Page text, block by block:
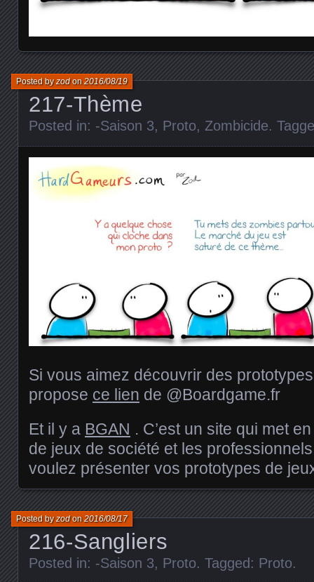
217-Thème
Posted byzodon2016/08/19
Posted in: -Saison 3, Proto, Zombicide.
Si vous aimez découvrir des
propose ce lien de @Boardgame.fr
Et il y a BGAN . C’est un site qui met
de jeux de société et les
voulez présenter vos prototypes de
216-Sangliers
Posted byzodon2016/08/17
Posted in: -Saison 3, Proto. Tagged: Proto.